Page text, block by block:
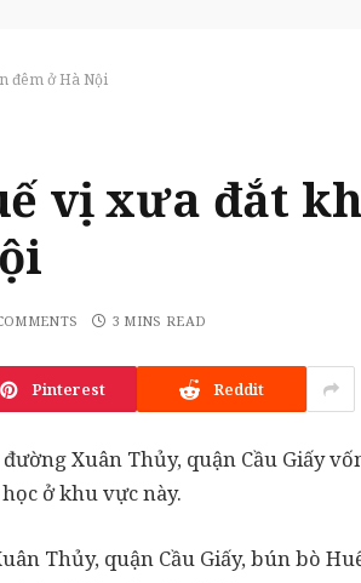
đêm ở Hà Nội
vị xưa đắt
3 MINS READ
Pinterest Reddit
Xuân Thủy, quận Cầu Giấy
ở khu vực này.
Thủy, quận Cầu Giấy, bún bò